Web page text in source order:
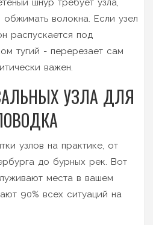
шнур требует узла,
волокна. Если узел
распускается под
тугий - перерезает сам
важен.
УЗЛА ДЛЯ
узлов на практике, от
до бурных рек. Вот
места в вашем
90% всех ситуаций на